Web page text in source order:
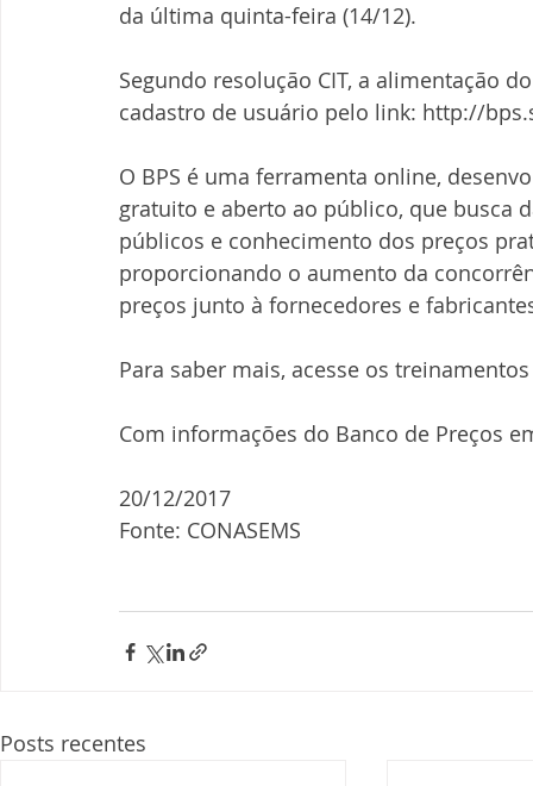
da última quinta-feira (14/12).
Segundo resolução CIT, a alimentação
cadastro de usuário pelo link: http://
O BPS é uma ferramenta online,
gratuito e aberto ao público, que busca
públicos e conhecimento dos preços
proporcionando o aumento da
preços junto à fornecedores e
Para saber mais, acesse os treinamentos
Com informações do Banco de Preços
20/12/2017
Fonte: CONASEMS
Posts recentes